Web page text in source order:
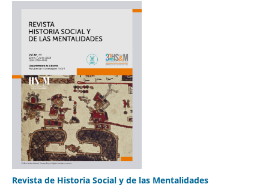
Revista de Historia Social y de las Mentalidades